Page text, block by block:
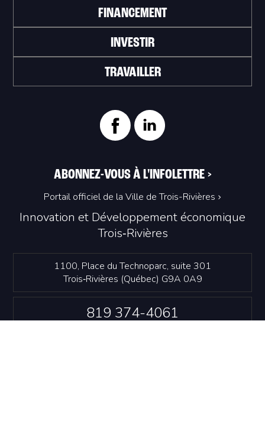
Innovation et Développement économique
Trois‑Rivières
1100, Place du Technoparc, suite 301
Trois‑Rivières (Québec) G9A 0A9
819 374-4061
FINANCEMENT
INVESTIR
TRAVAILLER
ABONNEZ-VOUS À L'INFOLETTRE >
Portail officiel de la Ville de Trois-Rivières